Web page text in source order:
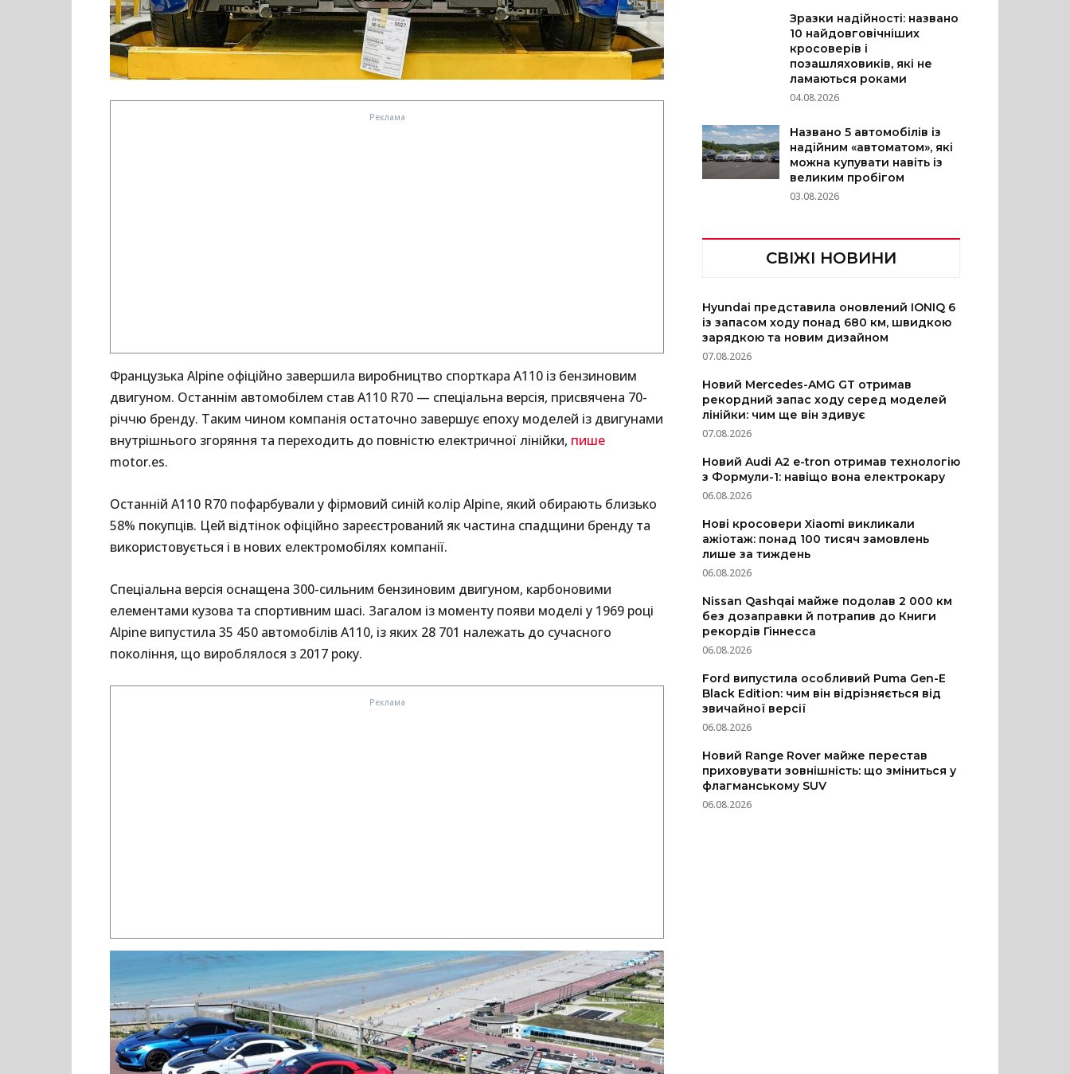
Французька Alpine офіційно завершила виробництво спорткара A110 із бензиновим
двигуном. Останнім автомобілем став A110 R70 — спеціальна версія, присвячена 70-
річчю бренду. Таким чином компанія остаточно завершує епоху моделей із двигунами
внутрішнього згоряння та переходить до повністю електричної лінійки, пише
motor.es.
Останній A110 R70 пофарбували у фірмовий синій колір Alpine, який обирають близько
58% покупців. Цей відтінок офіційно зареєстрований як частина спадщини бренду та
використовується і в нових електромобілях компанії.
Спеціальна версія оснащена 300-сильним бензиновим двигуном, карбоновими
елементами кузова та спортивним шасі. Загалом із моменту появи моделі у 1969 році
Alpine випустила 35 450 автомобілів A110, із яких 28 701 належать до сучасного
покоління, що вироблялося з 2017 року.
Зразки надійності: названо
10 найдовговічніших
кросоверів і
позашляховиків, які не
ламаються роками
04.08.2026
Названо 5 автомобілів із
надійним «автоматом», які
можна купувати навіть із
великим пробігом
03.08.2026
СВІЖІ НОВИНИ
Hyundai представила оновлений IONIQ 6
із запасом ходу понад 680 км, швидкою
зарядкою та новим дизайном
07.08.2026
Новий Mercedes-AMG GT отримав
рекордний запас ходу серед моделей
лінійки: чим ще він здивує
07.08.2026
Новий Audi A2 e-tron отримав технологію
з Формули-1: навіщо вона електрокару
06.08.2026
Нові кросовери Xiaomi викликали
ажіотаж: понад 100 тисяч замовлень
лише за тиждень
06.08.2026
Nissan Qashqai майже подолав 2 000 км
без дозаправки й потрапив до Книги
рекордів Гіннесса
06.08.2026
Ford випустила особливий Puma Gen-E
Black Edition: чим він відрізняється від
звичайної версії
06.08.2026
Новий Range Rover майже перестав
приховувати зовнішність: що зміниться у
флагманському SUV
06.08.2026